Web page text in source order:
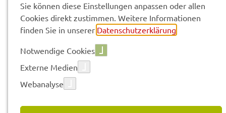
Vorle­sen
INFEK­TI­ONS­SCHUTZ; INFOR­
MA­TIO­NEN ÜBER ABSON­DE­
RUNGS­EIN­RICH­TUN­GEN
Sie können diese Einstellungen anpassen oder allen
Cookies direkt zustimmen. Weitere Informationen
finden Sie in unserer Datenschutzerklärung
Notwendige Cookies
Externe Medien
Webanalyse